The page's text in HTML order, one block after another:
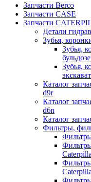
Запчасти Berco
Запчасти CASE
Запчасти
Детали
Зубья,
Зубья,
Зубья,
Каталог
d9r
Каталог
d6n
Каталог
Фильтры,